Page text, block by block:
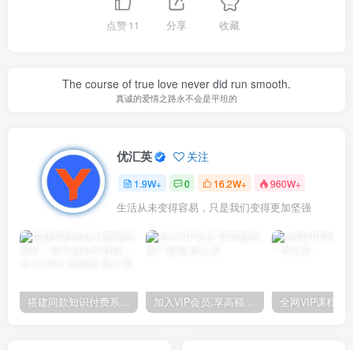
点赞11 分享 收藏
The course of true love never did run smooth.
真诚的爱情之路永不会是平坦的
优汇英 关注
1.9W+ 0 16.2W+ 960W+
生活从未变得容易，只是我们变得更加坚强
搭建同款知识付费系统网站，自己做站长挣钱，日入1000+很轻松 加入VIP会员,享高额的推广提成